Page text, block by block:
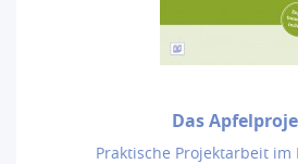
Das
Praktische Projektarbeit